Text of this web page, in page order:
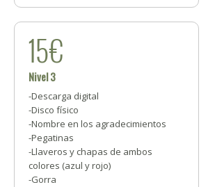
15€
Nivel 3
-Descarga digital
-Disco físico
-Nombre en los agradecimientos
-Pegatinas
-Llaveros y chapas de ambos
colores (azul y rojo)
-Gorra